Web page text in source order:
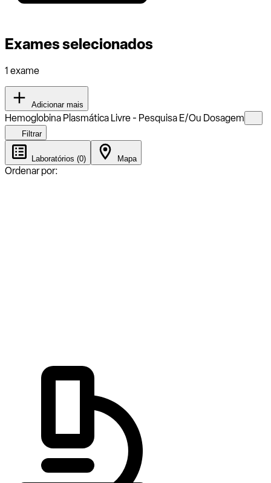
Exames selecionados
1 exame
Adicionar mais
Hemoglobina Plasmática Livre - Pesquisa E/Ou Dosagem
Filtrar
Laboratórios (0) Mapa
Ordenar por: